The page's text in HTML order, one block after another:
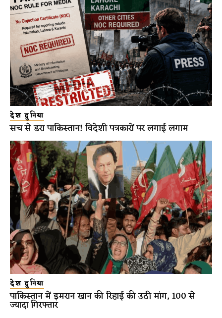
देश दुनिया
सच से डरा पाकिस्तान! विदेशी पत्रकारों पर लगाई लगाम
देश दुनिया
पाकिस्तान में इमरान खान की रिहाई की उठी मांग, 100 से
ज्यादा गिरफ्तार